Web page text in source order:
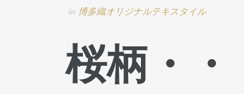
in 博多織オリジナルテキスタイル
桜柄・・